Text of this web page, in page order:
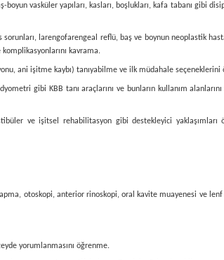
vasküler yapıları, kasları, boşlukları, kafa tabanı gibi
larengofarengeal reflü, baş ve boynun neoplastik
kavrama.
ani işitme kaybı) tanıyabilme ve ilk müdahale seçeneklerini
gibi KBB tanı araçlarını ve bunların kullanım
ve işitsel rehabilitasyon gibi destekleyici yaklaşımları
otoskopi, anterior rinoskopi, oral kavite muayenesi ve
yorumlanmasını öğrenme.